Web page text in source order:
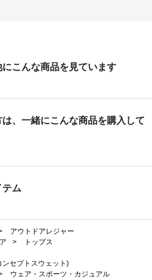
こんな商品を見ています
、一緒にこんな商品を購入して
テム
アウトドアレジャー
>
トップス
セプトスウェット)
ウェア・スポーツ・カジュアル